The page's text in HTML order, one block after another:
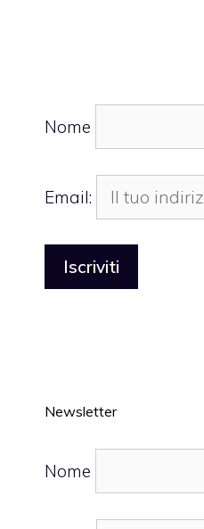
Nome
Email:
Newsletter
Nome